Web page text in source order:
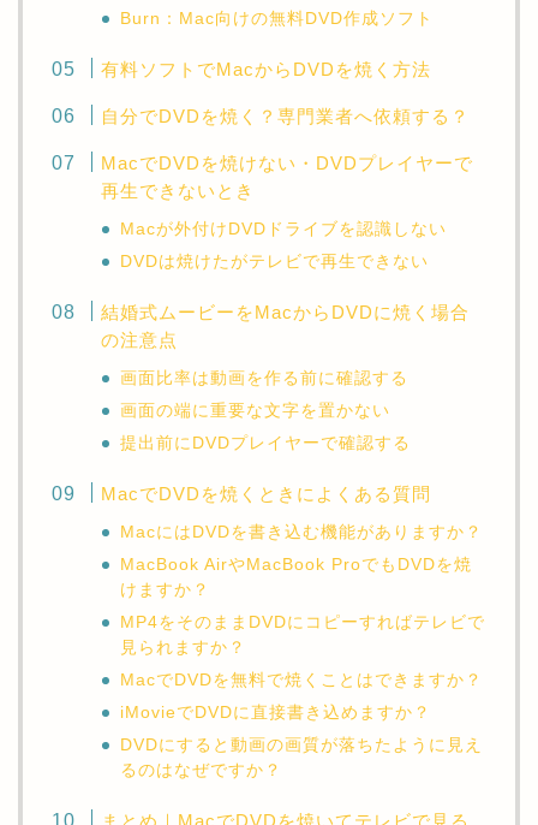
Burn：Mac向けの無料DVD作成ソフト
有料ソフトでMacからDVDを焼く方法
自分でDVDを焼く？専門業者へ依頼する？
MacでDVDを焼けない・DVDプレイヤーで
再生できないとき
Macが外付けDVDドライブを認識しない
DVDは焼けたがテレビで再生できない
結婚式ムービーをMacからDVDに焼く場合
の注意点
画面比率は動画を作る前に確認する
画面の端に重要な文字を置かない
提出前にDVDプレイヤーで確認する
MacでDVDを焼くときによくある質問
MacにはDVDを書き込む機能がありますか？
MacBook AirやMacBook ProでもDVDを焼
けますか？
MP4をそのままDVDにコピーすればテレビで
見られますか？
MacでDVDを無料で焼くことはできますか？
iMovieでDVDに直接書き込めますか？
DVDにすると動画の画質が落ちたように見え
るのはなぜですか？